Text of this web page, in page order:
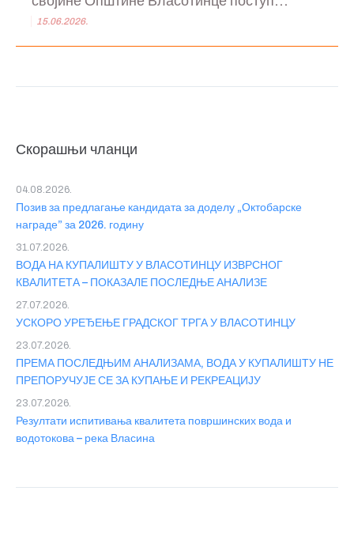
15.06.2026.
Скорашњи чланци
Позив за предлагање кандидата за доделу „Октобарске
награде” за 2026. годину
04.08.2026.
ВОДА НА КУПАЛИШТУ У ВЛАСОТИНЦУ ИЗВРСНОГ
КВАЛИТЕТА – ПОКАЗАЛЕ ПОСЛЕДЊЕ АНАЛИЗЕ
31.07.2026.
УСКОРО УРЕЂЕЊЕ ГРАДСКОГ ТРГА У ВЛАСОТИНЦУ
27.07.2026.
ПРЕМА ПОСЛЕДЊИМ АНАЛИЗАМА, ВОДА У КУПАЛИШТУ НЕ
ПРЕПОРУЧУЈЕ СЕ ЗА КУПАЊЕ И РЕКРЕАЦИЈУ
23.07.2026.
Резултати испитивања квалитета површинских вода и
водотокова – река Власина
23.07.2026.